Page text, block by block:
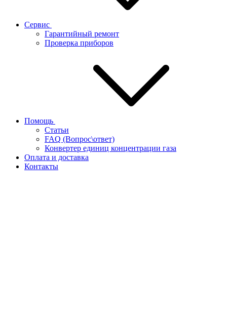
Сервис
Гарантийный ремонт
Проверка приборов
Помощь
Статьи
FAQ (Вопрос\ответ)
Конвертер единиц концентрации газа
Оплата и доставка
Контакты